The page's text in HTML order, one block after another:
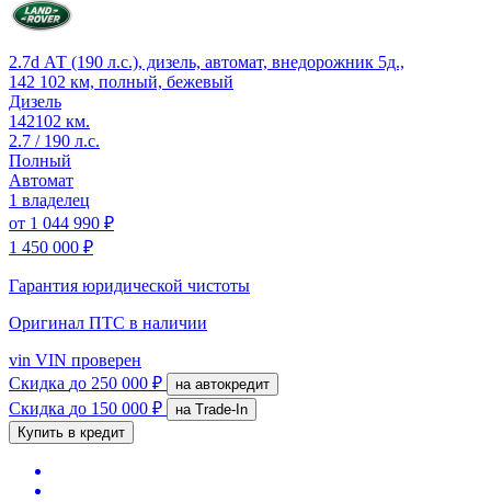
2.7d АТ (190 л.с.), дизель, автомат, внедорожник 5д.,
142 102 км, полный, бежевый
Дизель
142102 км.
2.7 / 190 л.с.
Полный
Автомат
1 владелец
от 1 044 990 ₽
1 450 000 ₽
Гарантия юридической чистоты
Оригинал ПТС в наличии
vin VIN проверен
Скидка до 250 000 ₽ на автокредит
Скидка до 150 000 ₽
на Trade-In
Купить в кредит